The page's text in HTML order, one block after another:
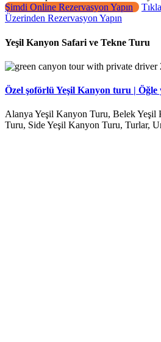
Şimdi Online Rezervasyon Yapın
Üzerinden Rezervasyon Yapın
Yeşil Kanyon Safari ve Tekne Turu
Özel şoförlü Yeşil Kanyon turu |
Alanya Yeşil Kanyon Turu, Belek Yeşil
Turu, Side Yeşil Kanyon Turu, Turlar,